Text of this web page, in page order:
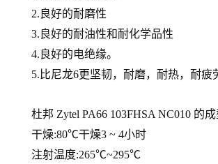
2.良好的耐磨性
3.良好的耐油性和耐化学品性
4.良好的电绝缘。
5.比尼龙6更坚韧，耐磨，耐热，耐疲
杜邦 Zytel PA66 103FHSA NC010 的成
干燥:80℃干燥3 ~ 4小时
注射温度:265℃~295℃